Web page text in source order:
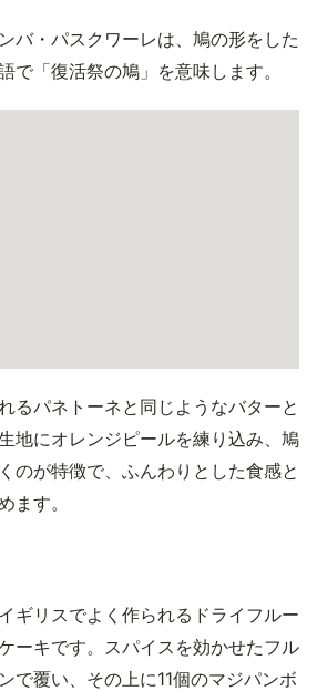
バ・パスクワーレは、鳩の形をした
で「復活祭の鳩」を意味します。
るパネトーネと同じようなバターと
地にオレンジピールを練り込み、鳩
のが特徴で、ふんわりとした食感と
ます。
ギリスでよく作られるドライフルー
ーキです。スパイスを効かせたフル
で覆い、その上に11個のマジパンボ